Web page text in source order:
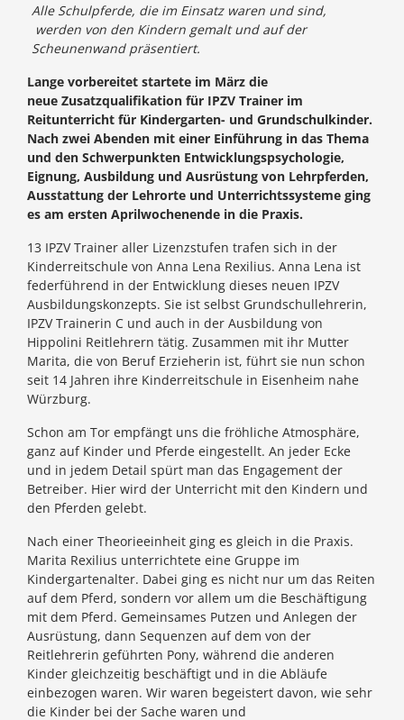
Alle Schulpferde, die im Einsatz waren und sind,
werden von den Kindern gemalt und auf der
Scheunenwand präsentiert.
Lange vorbereitet startete im März die
neue Zusatzqualifikation für IPZV Trainer im
Reitunterricht für Kindergarten- und Grundschulkinder.
Nach zwei Abenden mit einer Einführung in das Thema
und den Schwerpunkten Entwicklungspsychologie,
Eignung, Ausbildung und Ausrüstung von Lehrpferden,
Ausstattung der Lehrorte und Unterrichtssysteme ging
es am ersten Aprilwochenende in die Praxis.
13 IPZV Trainer aller Lizenzstufen trafen sich in der
Kinderreitschule von Anna Lena Rexilius. Anna Lena ist
federführend in der Entwicklung dieses neuen IPZV
Ausbildungskonzepts. Sie ist selbst Grundschullehrerin,
IPZV Trainerin C und auch in der Ausbildung von
Hippolini Reitlehrern tätig. Zusammen mit ihr Mutter
Marita, die von Beruf Erzieherin ist, führt sie nun schon
seit 14 Jahren ihre Kinderreitschule in Eisenheim nahe
Würzburg.
Schon am Tor empfängt uns die fröhliche Atmosphäre,
ganz auf Kinder und Pferde eingestellt. An jeder Ecke
und in jedem Detail spürt man das Engagement der
Betreiber. Hier wird der Unterricht mit den Kindern und
den Pferden gelebt.
Nach einer Theorieeinheit ging es gleich in die Praxis.
Marita Rexilius unterrichtete eine Gruppe im
Kindergartenalter. Dabei ging es nicht nur um das Reiten
auf dem Pferd, sondern vor allem um die Beschäftigung
mit dem Pferd. Gemeinsames Putzen und Anlegen der
Ausrüstung, dann Sequenzen auf dem von der
Reitlehrerin geführten Pony, während die anderen
Kinder gleichzeitig beschäftigt und in die Abläufe
einbezogen waren. Wir waren begeistert davon, wie sehr
die Kinder bei der Sache waren und